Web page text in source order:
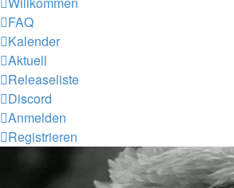
FAQ
Kalender
Aktuell
Releaseliste
Discord
Anmelden
Registrieren